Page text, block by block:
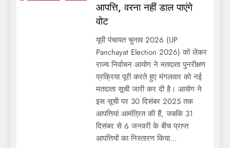
आपत्ति, वरना नहीं डाल पाएंगे
वोट
यूपी पंचायत चुनाव 2026 (UP
Panchayat Election 2026) को लेकर
राज्य निर्वाचन आयोग ने मतदाता पुनरीक्षण
प्रक्रिया पूरी करते हुए मंगलवार को नई
मतदाता सूची जारी कर दी है। आयोग ने
इस सूची पर 30 दिसंबर 2025 तक
आपत्तियां आमंत्रित की हैं, जबकि 31
दिसंबर से 6 जनवरी के बीच प्राप्त
आपत्तियों का निस्तारण किया…